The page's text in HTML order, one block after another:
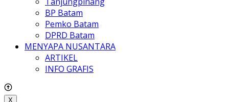
BP Batam
Pemko Batam
DPRD Batam
MENYAPA NUSANTARA
ARTIKEL
INFO GRAFIS
X